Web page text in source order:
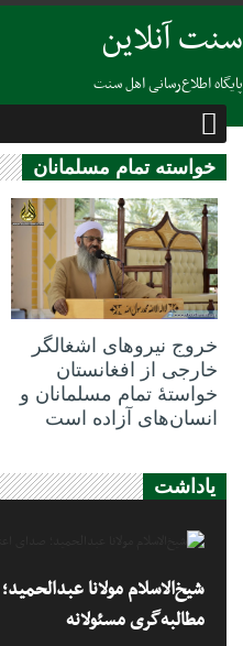
سنت آنلاین
پایگاه اطلاع‌رسانی اهل سنت
خواسته تمام مسلمانان
02 فوریه 2019
خروج نیروهای اشغالگر
خارجی از افغانستان
خواستۀ تمام مسلمانان و
انسان‌های آزاده است
یاداشت
شیخ‌الاسلام مولانا
مطالبه‌گری مسئولانه